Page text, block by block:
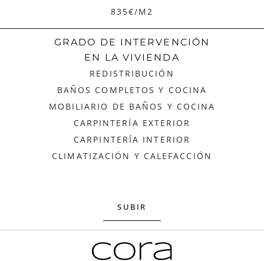
835€/M2
GRADO DE INTERVENCIÓN
EN LA VIVIENDA
REDISTRIBUCIÓN
BAÑOS COMPLETOS Y COCINA
MOBILIARIO DE BAÑOS Y COCINA
CARPINTERÍA EXTERIOR
CARPINTERÍA INTERIOR
CLIMATIZACIÓN Y CALEFACCIÓN
SUBIR